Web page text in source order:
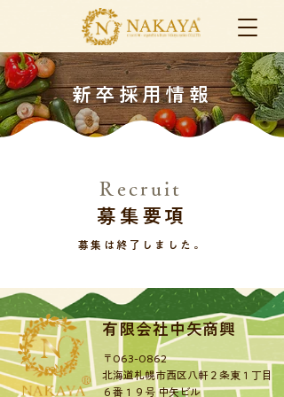
新卒採用情報
Recruit
募集要項
募集は終了しました。
有限会社中矢商興
〒063-0862
北海道札幌市西区八軒２条東１丁目
６番１９号 中矢ビル